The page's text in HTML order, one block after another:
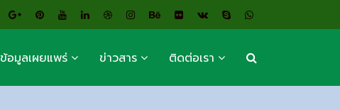
ข้อมูลเผยแพร่ ข่าวสาร ติดต่อเรา